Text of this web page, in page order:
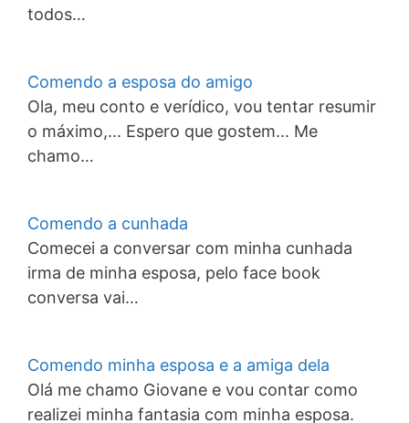
todos…
Comendo a esposa do amigo
Ola, meu conto e verídico, vou tentar resumir
o máximo,... Espero que gostem... Me
chamo…
Comendo a cunhada
Comecei a conversar com minha cunhada
irma de minha esposa, pelo face book
conversa vai…
Comendo minha esposa e a amiga dela
Olá me chamo Giovane e vou contar como
realizei minha fantasia com minha esposa.